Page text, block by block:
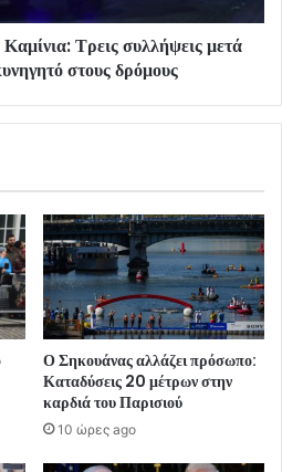
Τρεις συλλήψεις μετά
στους δρόμους
Ο Σηκουάνας αλλάζει πρόσωπο:
Καταδύσεις 20 μέτρων στην
καρδιά του Παρισιού
10 ώρες ago